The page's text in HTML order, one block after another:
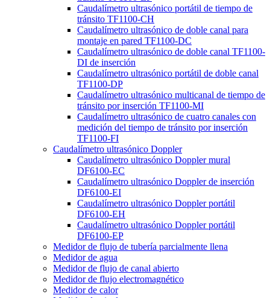
Caudalímetro ultrasónico portátil de tiempo de
tránsito TF1100-CH
Caudalímetro ultrasónico de doble canal para
montaje en pared TF1100-DC
Caudalímetro ultrasónico de doble canal TF1100-
DI de inserción
Caudalímetro ultrasónico portátil de doble canal
TF1100-DP
Caudalímetro ultrasónico multicanal de tiempo de
tránsito por inserción TF1100-MI
Caudalímetro ultrasónico de cuatro canales con
medición del tiempo de tránsito por inserción
TF1100-FI
Caudalímetro ultrasónico Doppler
Caudalímetro ultrasónico Doppler mural
DF6100-EC
Caudalímetro ultrasónico Doppler de inserción
DF6100-EI
Caudalímetro ultrasónico Doppler portátil
DF6100-EH
Caudalímetro ultrasónico Doppler portátil
DF6100-EP
Medidor de flujo de tubería parcialmente llena
Medidor de agua
Medidor de flujo de canal abierto
Medidor de flujo electromagnético
Medidor de calor